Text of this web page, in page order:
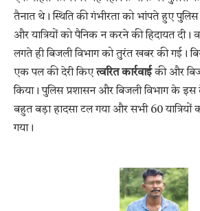
तैनात थे। स्थिति की गंभीरता को भांपते हुए पुलिस
और यात्रियों को पैनिक न करने की हिदायत
लगते ही बिजली विभाग को तुरंत खबर की गई।
एक पल की देरी किएत्वरित कार्रवाईकी और
किया। पुलिस प्रशासन और बिजली विभाग के
बहुत बड़ा हादसा टल गया और सभी 60 यात्रियों
गया।